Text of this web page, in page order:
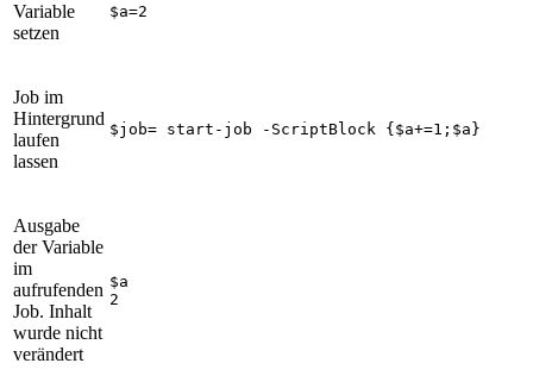
Variable
setzen
$a=2
Job im
Hintergrund
laufen
lassen
$job= start-job -ScriptBlock {$a+=1;$a}
Ausgabe
der Variable
im
aufrufenden
Job. Inhalt
wurde nicht
verändert
$a
2